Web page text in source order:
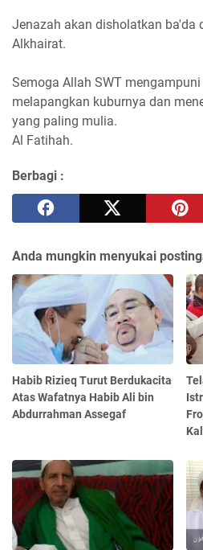
Jenazah akan disholatkan ba'da
Alkhairat.
Semoga Allah SWT
melapangkan kuburnya dan
yang paling mulia.
Al Fatihah.
Berbagi :
Anda mungkin menyukai
Habib Rizieq Turut Berdukacita
Atas Wafatnya Habib Ali bin
Abdurrahman Assegaf